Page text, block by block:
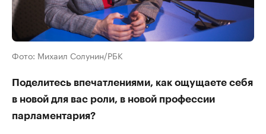
Фото: Михаил Солунин/РБК
Поделитесь впечатлениями, как ощущаете себя
в новой для вас роли, в новой профессии
парламентария?